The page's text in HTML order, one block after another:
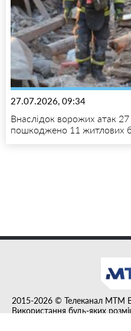
27.07.2026, 09:34
Внаслідок ворожих атак
пошкоджено 11 житлових
2015-2026 © Телеканал MTM
Використання будь-яких